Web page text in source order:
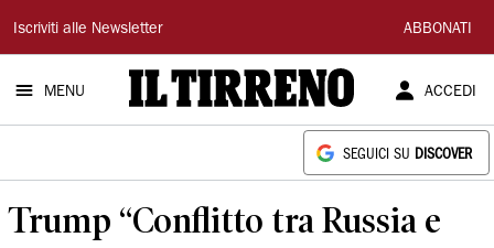
Il
Tirreno
Iscriviti alle Newsletter ABBONATI
MENU ACCEDI
SEGUICI SU DISCOVER
Trump “Conflitto tra Russia e